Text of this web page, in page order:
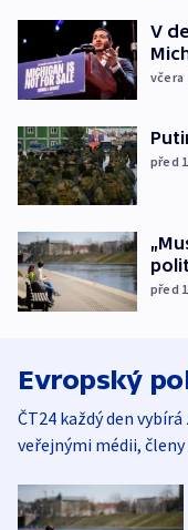
V
včera
před
před
Evropský
ČT24 každý den
veřejnými médii, členy